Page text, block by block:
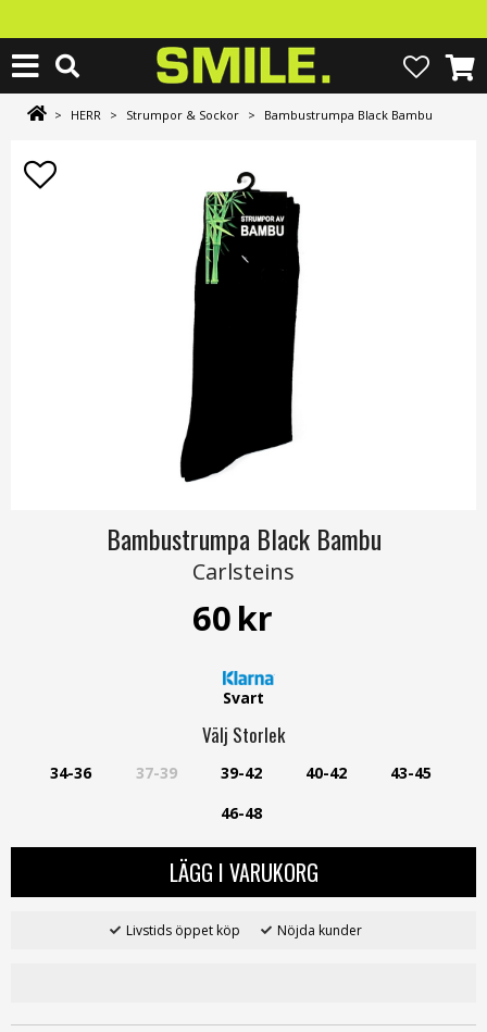
> HERR > Strumpor & Sockor > Bambustrumpa Black Bambu
Bambustrumpa Black Bambu
Carlsteins
60kr
Svart
Välj Storlek
34-36 37-39 39-42 40-42
43-45
46-48
LÄGG I VARUKORG
Livstids öppet köp Nöjda kunder